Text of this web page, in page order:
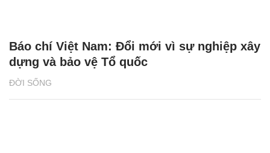
ĐỜI SỐNG
Báo chí Việt Nam: Đổi mới vì sự nghiệp xây
dựng và bảo vệ Tổ quốc